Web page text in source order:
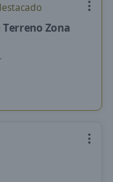
Terreno Zona